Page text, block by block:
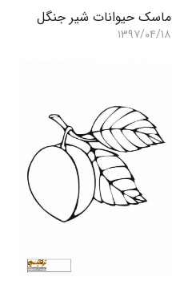
ماسک حیوانات شیر جنگل
۱۳۹۷/۰۴/۱۸